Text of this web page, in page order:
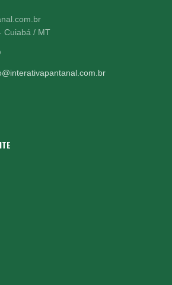
Cuiabá / MT